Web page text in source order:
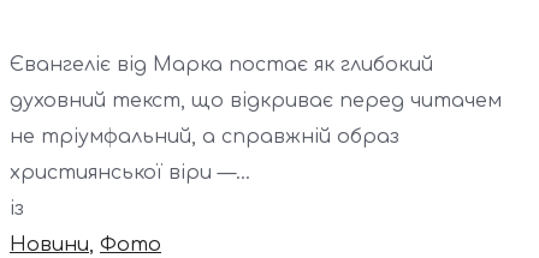
Євангеліє від Марка постає як глибокий
духовний текст, що відкриває перед читачем
не тріумфальний, а справжній образ
християнської віри —...
із
Новини, Фото